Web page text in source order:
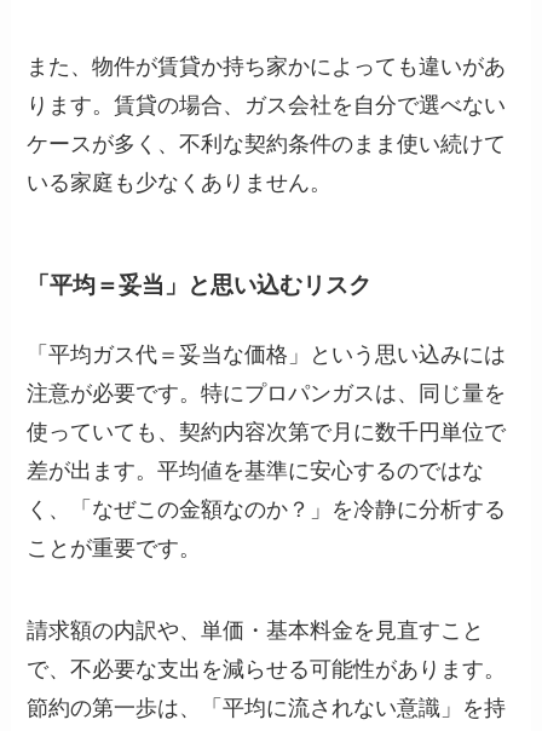
また、物件が賃貸か持ち家かによっても違いがあ
ります。賃貸の場合、ガス会社を自分で選べない
ケースが多く、不利な契約条件のまま使い続けて
いる家庭も少なくありません。
「平均＝妥当」と思い込むリスク
「平均ガス代＝妥当な価格」という思い込みには
注意が必要です。特にプロパンガスは、同じ量を
使っていても、契約内容次第で月に数千円単位で
差が出ます。平均値を基準に安心するのではな
く、「なぜこの金額なのか？」を冷静に分析する
ことが重要です。
請求額の内訳や、単価・基本料金を見直すこと
で、不必要な支出を減らせる可能性があります。
節約の第一歩は、「平均に流されない意識」を持